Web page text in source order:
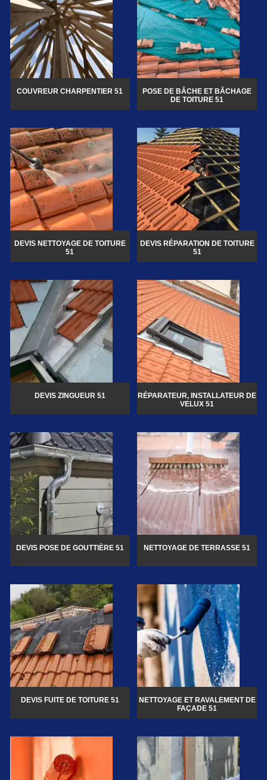
COUVREUR CHARPENTIER 51
POSE DE BÂCHE ET BÂCHAGE
DE TOITURE 51
DEVIS NETTOYAGE DE TOITURE
51
DEVIS RÉPARATION DE TOITURE
51
DEVIS ZINGUEUR 51
RÉPARATEUR, INSTALLATEUR DE
VELUX 51
DEVIS POSE DE GOUTTIÈRE 51 NETTOYAGE DE TERRASSE 51
DEVIS FUITE DE TOITURE 51
NETTOYAGE ET RAVALEMENT DE
FAÇADE 51